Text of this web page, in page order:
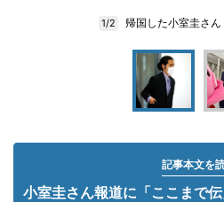
1/2 帰国した小室圭さん
記事本文を
小室圭さん報道に「ここまで